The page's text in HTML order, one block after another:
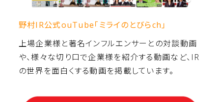
野村IR公式ouTube「ミライのとびらch」
上場企業様と著名インフルエンサーとの対談動画
や、様々な切り口で企業様を紹介する動画など、IR
の世界を面白くする動画を掲載しています。